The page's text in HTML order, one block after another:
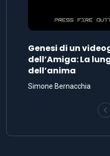
Genesi di un
dell’Amiga: La
dell’anima
Simone Bernacchia